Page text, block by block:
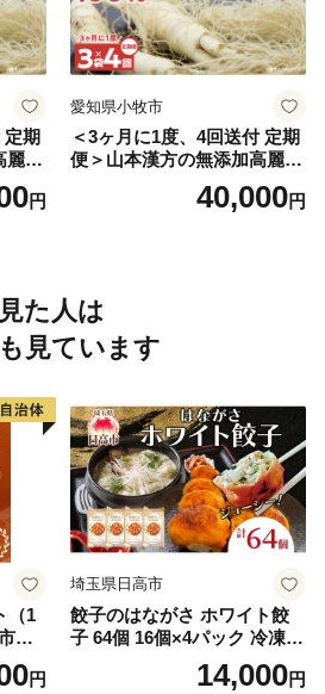
期
麗人
円
愛知県小牧市
＜3ヶ月に1度、4回送付 定期
便＞山本漢方の無添加高麗人
40,000円
た人は
見ています
（1
産
砂
香円
埼玉県日高市
餃子のはながさ ホワイト餃
子 64個 16個×4パック 冷凍
中華 点心 B級グルメ ご当地
野菜 おつまみ おかず 簡単調
14,000円